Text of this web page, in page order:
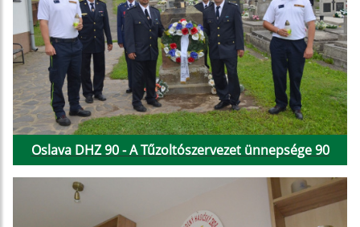
Oslava DHZ 90 - A Tűzoltószervezet ünnepsége 90